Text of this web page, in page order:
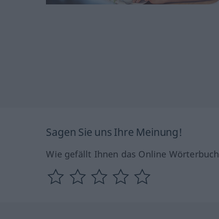
Sagen Sie uns Ihre Meinung!
Wie gefällt Ihnen das Online